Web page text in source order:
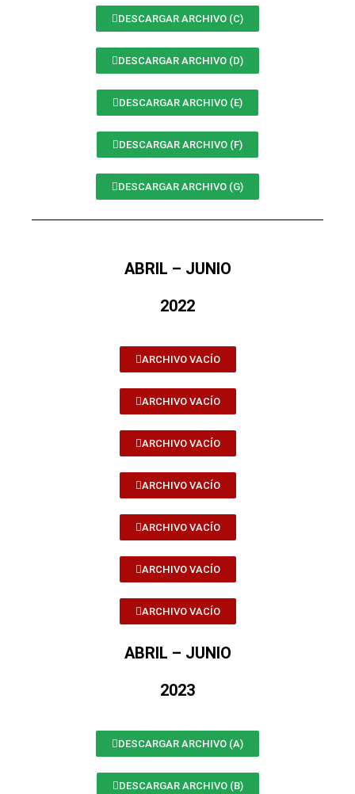
DESCARGAR ARCHIVO (C)
DESCARGAR ARCHIVO (D)
DESCARGAR ARCHIVO (E)
DESCARGAR ARCHIVO (F)
DESCARGAR ARCHIVO (G)
ABRIL – JUNIO
2022
ARCHIVO VACÍO
ARCHIVO VACÍO
ARCHIVO VACÍO
ARCHIVO VACÍO
ARCHIVO VACÍO
ARCHIVO VACÍO
ARCHIVO VACÍO
ABRIL – JUNIO
2023
DESCARGAR ARCHIVO (A)
DESCARGAR ARCHIVO (B)